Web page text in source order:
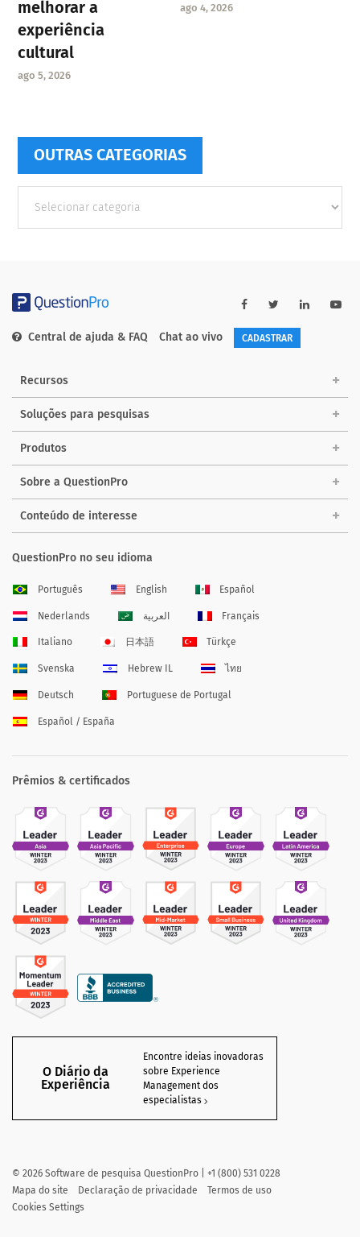
melhorar a
experiência
cultural
ago 5, 2026
ago 4, 2026
OUTRAS CATEGORIAS
Categorias
Central de ajuda & FAQ Chat ao vivo CADASTRAR
Recursos
Soluções para pesquisas
Produtos
Sobre a QuestionPro
Conteúdo de interesse
QuestionPro no seu idioma
Português English Español
Nederlands العربية Français
Italiano 日本語 Türkçe
Svenska Hebrew IL ไทย
Deutsch Portuguese de Portugal
Español / España
Prêmios & certificados
O Diário da
Experiência
Encontre ideias inovadoras
sobre Experience
Management dos
especialistas
© 2026 Software de pesquisa QuestionPro | +1 (800) 531 0228
Mapa do site
Declaração de privacidade
Termos de uso
Cookies Settings